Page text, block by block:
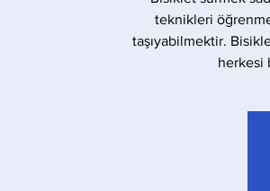
teknikleri
taşıyabilmektir.
herkesi